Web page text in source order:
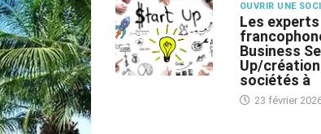
OUVRIR UNE
Les experts
Business
Up/
sociétés à
23 février